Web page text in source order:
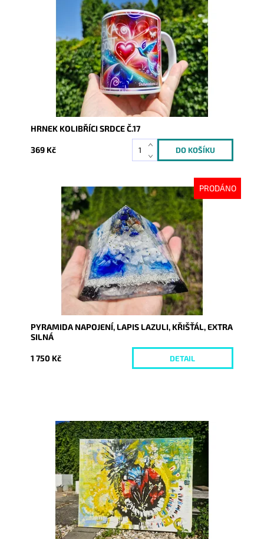
Skladem
9364
HRNEK KOLIBŘÍCI SRDCE Č.17
369 Kč
PRODÁNO
Dostupnost:
Vyprodáno
10237
PYRAMIDA NAPOJENÍ, LAPIS LAZULI, KŘIŠŤÁL, EXTRA
SILNÁ
1 750 Kč DETAIL
Dostupnost:
Skladem
10290